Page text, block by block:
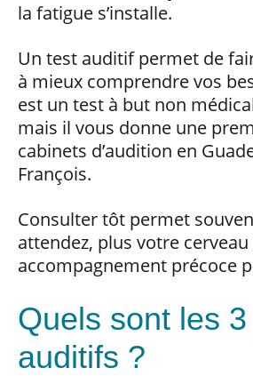
la fatigue s’installe.
Un test auditif permet de
à mieux comprendre vos
est un test à but non
mais il vous donne une
cabinets d’audition en
François.
Consulter tôt permet
attendez, plus votre
accompagnement précoce
Quels sont les
auditifs ?